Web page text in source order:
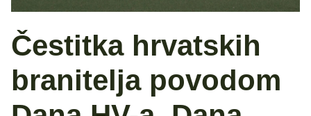
Čestitka hrvatskih
branitelja povodom